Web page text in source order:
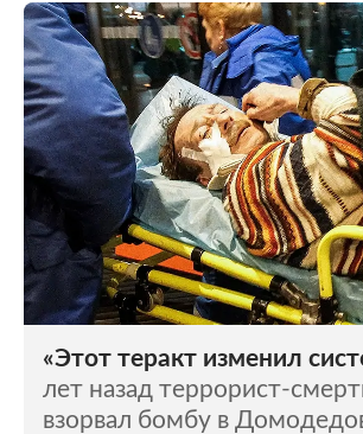
«Этот теракт изменил
лет назад террорист-
взорвал бомбу в